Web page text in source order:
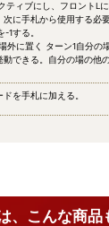
ティブにし、フロントL
次に手札から使用する必
1する。
外に置く ターン1自分の
できる。自分の場の他
を手札に加える。
、こんな商品